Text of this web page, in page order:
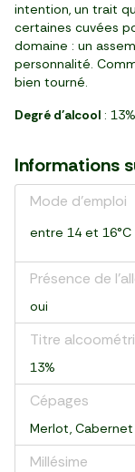
intention, un trait
certaines cuvées
domaine : un
personnalité.
bien tourné.
Degré d'alcool : 13%
Informations
Mode d'emploi
entre 14 et 16°C
Présence de
oui
Titre
13%
Cépages
Merlot, Cabernet
Millésime